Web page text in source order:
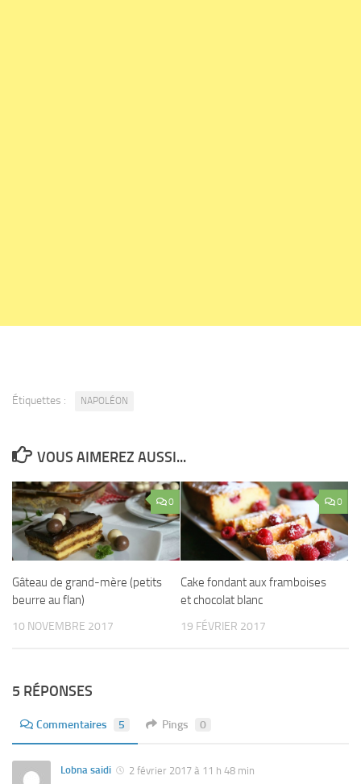
Étiquettes : NAPOLÉON
VOUS AIMEREZ AUSSI...
0
Gâteau de grand-mère (petits
beurre au flan)
10 NOVEMBRE 2017
0
Cake fondant aux framboises
et chocolat blanc
19 FÉVRIER 2017
5 RÉPONSES
Commentaires 5 Pings 0
Lobna saidi
2 février 2017 à 11 h 48 min